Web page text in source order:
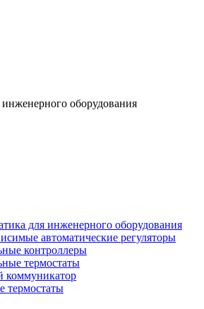
оборудования
для инженерного оборудования
автоматические регуляторы
контроллеры
термостаты
коммуникатор
термостаты